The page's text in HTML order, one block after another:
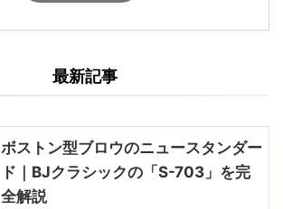
最新記事
ボストン型ブロウのニュースタンダー
ド｜BJクラシックの「S-703」を完
全解説